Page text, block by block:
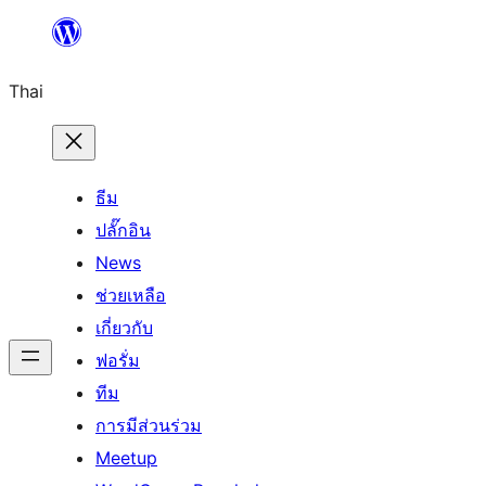
ยัง
เนื้อหา
Thai
ธีม
ปลั๊กอิน
News
ช่วยเหลือ
เกี่ยวกับ
ฟอรั่ม
ทีม
การมีส่วนร่วม
Meetup